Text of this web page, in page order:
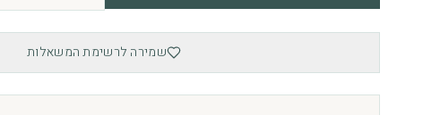
שמירה לרשימת המשאלות